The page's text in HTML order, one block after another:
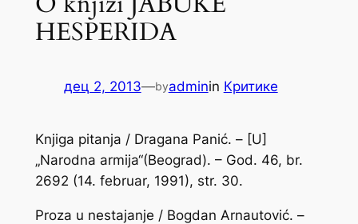
HESPERIDA
дец 2, 2013—byadminin Критике
Knjiga pitanja / Dragana Panić. – [U]
„Narodna armija“(Beograd). – God. 46, br.
2692 (14. februar, 1991), str. 30.
Proza u nestajanje / Bogdan Arnautović. –